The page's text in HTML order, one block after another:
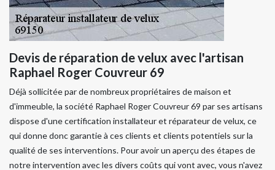
Devis de réparation de velux avec l'artisan
Raphael Roger Couvreur 69
Déjà sollicitée par de nombreux propriétaires de maison et
d'immeuble, la société Raphael Roger Couvreur 69 par ses artisans
dispose d'une certification installateur et réparateur de velux, ce
qui donne donc garantie à ces clients et clients potentiels sur la
qualité de ses interventions. Pour avoir un aperçu des étapes de
notre intervention avec les divers coûts qui vont avec, vous n'avez